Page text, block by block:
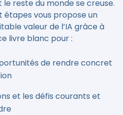
reste du monde se creuse.
vous propose un
valeur de l’IA grâce à
livre blanc pour :
de rendre concret
et les défis courants et